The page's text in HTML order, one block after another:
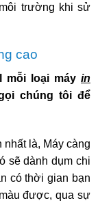
trường khi sử
cao
mỗi loại máy in
chúng tôi để
nhất là, Máy càng
sẽ dành dụm chi
có thời gian bạn
được, qua sự